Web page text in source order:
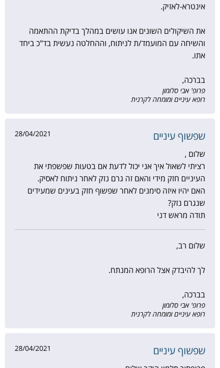
אינטרא-לאזיק.
את השיקולים השונים אנו עושים במהלך בדיקת ההתאמה
והשיחה עם המועמד/ת לניתוח, וההחלטה נעשית בד"כ ביחד
אתו.
בברכה,
פרופ' אבי סלומון
רופא עיניים ומומחה לקרנית
שפשוף עיניים 28/04/2021
שלום ,
רציתי לשאול איך אני יכול לדעת אם בטעות שפשפתי את
העיניים חזק מידי והאם זה גרם נזק לאחר ניתוח לאסיק.
האם יהיו איזה סימנים לאחר שפשוף חזק בעינים שמעידים
שנגרם נזק?
תודה מראש דני
שלום רב,
לך להיבדק אצל הרופא המנתח.
בברכה,
פרופ' אבי סלומון
רופא עיניים ומומחה לקרנית
שפשוף עיניים 28/04/2021